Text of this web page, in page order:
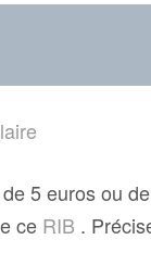
5 euros ou
ce RIB .